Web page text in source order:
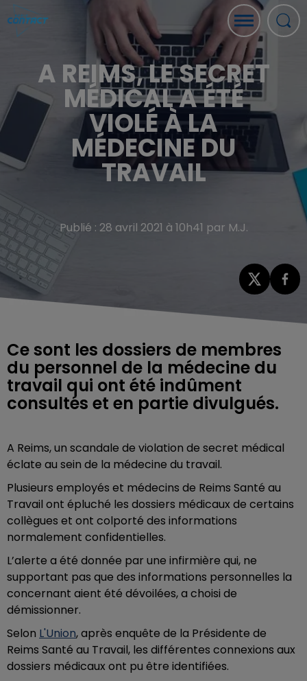
A REIMS, LE SECRET
MÉDICAL A ÉTÉ
VIOLÉ À LA
MÉDECINE DU
TRAVAIL
Publié : 28 avril 2021 à 10h41 par M.J.
Ce sont les dossiers de membres
du personnel de la médecine du
travail qui ont été indûment
consultés et en partie divulgués.
A Reims, un scandale de violation de secret médical
éclate au sein de la médecine du travail.
Plusieurs employés et médecins de Reims Santé au
Travail ont épluché les dossiers médicaux de certains
collègues et ont colporté des informations
normalement confidentielles.
L’alerte a été donnée par une infirmière qui, ne
supportant pas que des informations personnelles la
concernant aient été dévoilées, a choisi de
démissionner.
Selon L'Union, après enquête de la Présidente de
Reims Santé au Travail, les différentes connexions aux
dossiers médicaux ont pu être identifiées.